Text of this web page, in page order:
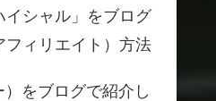
イシャル」をブログ
フィリエイト）方法
をブログで紹介し